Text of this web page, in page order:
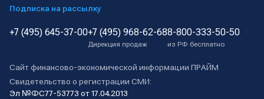
Подписка на рассылку
+7 (495) 645-37-00+7 (495) 968-62-68
Дирекция продаж
8-800-333-50-50
из РФ бесплатно
Сайт финансово-экономической информации ПРАЙМ
Свидетельство о регистрации СМИ:
Эл №ФС77-53773 от 17.04.2013